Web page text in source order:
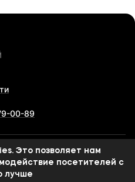
00-89
юридический
Это позволяет нам
посетителей с
лучше